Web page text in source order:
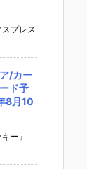
プレス
/カー
ド予
8月10
ー』